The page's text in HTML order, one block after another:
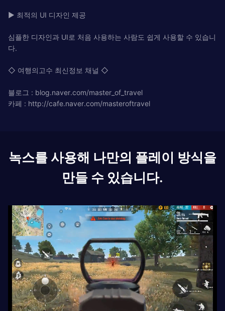
▶ 최적의 UI 디자인 제공
심플한 디자인과 UI로 처음 사용하는 사람도 쉽게 사용할 수 있습니
다.
◇ 여행의고수 최신정보 채널 ◇
블로그 : blog.naver.com/master_of_travel
카페 : http://cafe.naver.com/masteroftravel
녹스를 사용해 나만의 플레이 방식을
만들 수 있습니다.